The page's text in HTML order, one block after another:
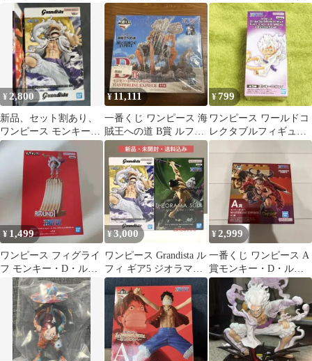
ィギュア 2体セット
者全員サービス ニ
カ ギア5
¥ 2,800
新品、セット割あり、
ワンピース モンキー・
D・ルフィ ギア5 フィ
ギュア
¥11,111
一番くじ ワンピース 海
賊王への道 B賞 ルフィ
ギア2 フィギュア 25
周年
¥799
ワンピース ワールドコ
レクタブルフィギュア
ギア5 ルフィ
¥ 1,499
ワンピース フィグライ
フ モンキー・D・ルフ
ィ ギア5 SPECIAL ver
¥ 3,000
ワンピース Grandista ル
フィ ギア5 ジオラマソ
ウル ゾロ 2種
¥2,999
一番くじ ワンピース A
賞モンキー・D・ルフ
ィ